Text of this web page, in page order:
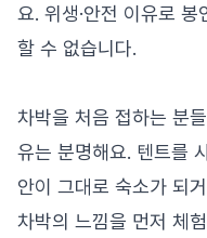
요. 위생·안전 이유로
할 수 없습니다.
차박을 처음 접하는 분
유는 분명해요. 텐트를
안이 그대로 숙소가 되
차박의 느낌을 먼저 체